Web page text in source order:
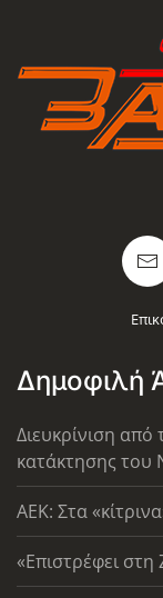
Δημοφιλή
Διευκρίνιση από
κατάκτησης του
AEK: Στα
«Επιστρέφει στη